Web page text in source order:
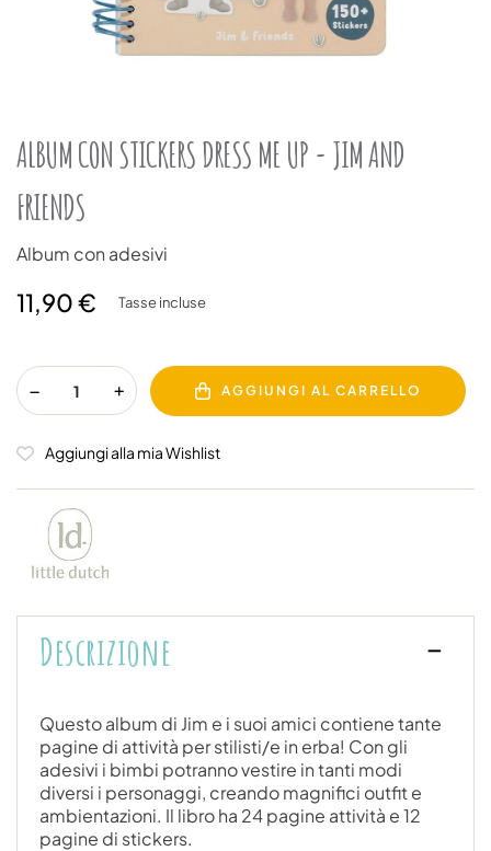
ALBUM CON STICKERS DRESS ME UP - JIM AND
FRIENDS
Album con adesivi
11,90 € Tasse incluse
AGGIUNGI AL CARRELLO
Aggiungi alla mia Wishlist
Descrizione
Questo album di Jim e i suoi amici contiene tante
pagine di attività per stilisti/e in erba! Con gli
adesivi i bimbi potranno vestire in tanti modi
diversi i personaggi, creando magnifici outfit e
ambientazioni. Il libro ha 24 pagine attività e 12
pagine di stickers.